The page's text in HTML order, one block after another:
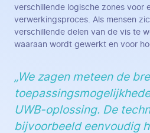
verschillende logische zones voor
verwerkingsproces. Als mensen
verschillende delen van de vis te
waaraan wordt gewerkt en voor
„We zagen meteen de
UWB-oplossing. De
bijvoorbeeld eenvoudig